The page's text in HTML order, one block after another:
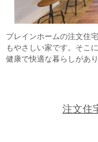
プレインホームの注文住
もやさしい家です。そこ
健康で快適な暮らしがあり
注文住